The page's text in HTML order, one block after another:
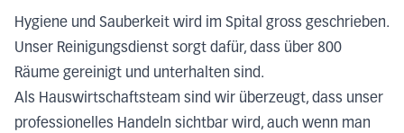
Hygiene und Sauberkeit wird im Spital gross geschrieben.
Unser Reinigungsdienst sorgt dafür, dass über 800
Räume gereinigt und unterhalten sind.
Als Hauswirtschaftsteam sind wir überzeugt, dass unser
professionelles Handeln sichtbar wird, auch wenn man